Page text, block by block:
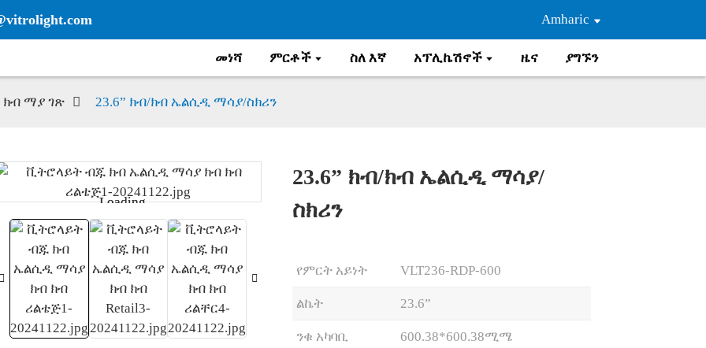
Amharic
መነሻ ምርቶች ስለ እኛ አፕሊኬሽኖች ዜና ያግኙን
ክብ ማያ ገጽ 23.6” ክብ/ክብ ኤልሲዲ ማሳያ/ስክሪን
Loading...
Loading...
23.6” ክብ/ክብ ኤልሲዲ ማሳያ/
ስክሪን
የምርት አይነት VLT236-RDP-600
ልኬት 23.6”
ንቁ አካባቢ 600.38*600.38ሚሜ